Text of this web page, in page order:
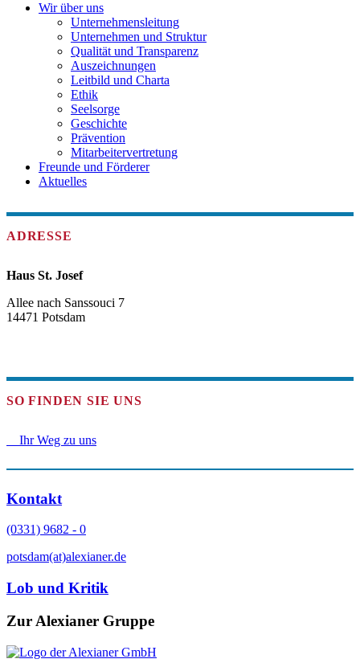
Wir über uns
Unternehmensleitung
Unternehmen und Struktur
Qualität und Transparenz
Auszeichnungen
Leitbild und Charta
Ethik
Seelsorge
Geschichte
Prävention
Mitarbeitervertretung
Freunde und Förderer
Aktuelles
ADRESSE
Haus St. Josef
Allee nach Sanssouci 7
14471 Potsdam
SO FINDEN SIE UNS
Ihr Weg zu uns
Kontakt
(0331) 9682 - 0
potsdam(at)alexianer.de
Lob und Kritik
Zur Alexianer Gruppe